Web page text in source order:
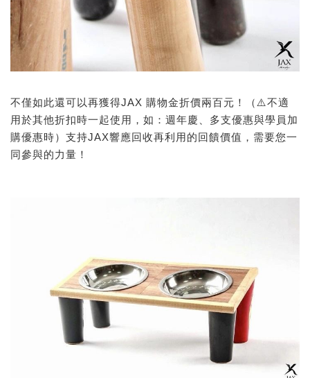
不僅如此還可以再獲得JAX 購物金折價兩百元！（⚠️不適
用於其他折扣時一起使用，如：週年慶、多支優惠與學員加
購優惠時）支持JAX響應回收再利用的回饋價值，需要您一
同參與的力量！